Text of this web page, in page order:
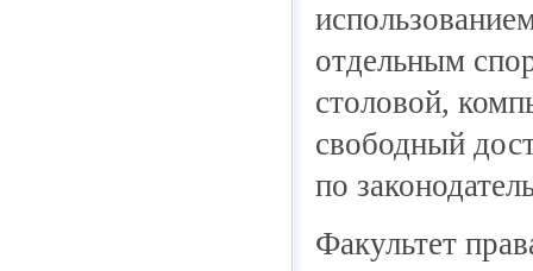
отдельным
столовой,
свободный
по
Факультет